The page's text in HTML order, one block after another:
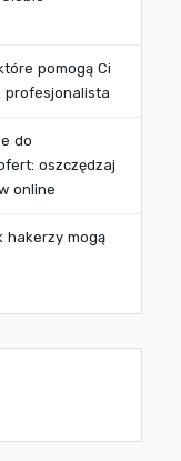
pomogą Ci
profesjonalista
do
oszczędzaj
online
hakerzy mogą